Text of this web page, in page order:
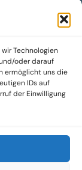
Technologien
oder darauf
ermöglicht uns die
IDs auf
der Einwilligung
und
-Formaten auf
bewertete
Künstler und
Lösungen